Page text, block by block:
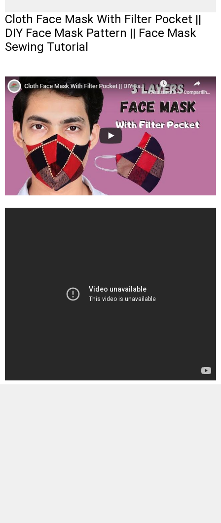
Cloth Face Mask With Filter Pocket ||
DIY Face Mask Pattern || Face Mask
Sewing Tutorial